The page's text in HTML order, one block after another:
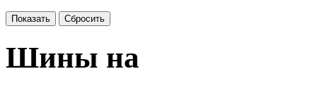
Шины на